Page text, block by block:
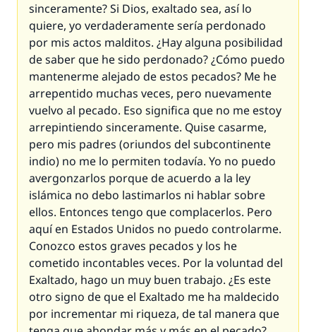
sinceramente? Si Dios, exaltado sea, así lo
quiere, yo verdaderamente sería perdonado
por mis actos malditos. ¿Hay alguna posibilidad
de saber que he sido perdonado? ¿Cómo puedo
mantenerme alejado de estos pecados? Me he
arrepentido muchas veces, pero nuevamente
vuelvo al pecado. Eso significa que no me estoy
arrepintiendo sinceramente. Quise casarme,
pero mis padres (oriundos del subcontinente
indio) no me lo permiten todavía. Yo no puedo
avergonzarlos porque de acuerdo a la ley
islámica no debo lastimarlos ni hablar sobre
ellos. Entonces tengo que complacerlos. Pero
aquí en Estados Unidos no puedo controlarme.
Conozco estos graves pecados y los he
cometido incontables veces. Por la voluntad del
Exaltado, hago un muy buen trabajo. ¿Es este
otro signo de que el Exaltado me ha maldecido
por incrementar mi riqueza, de tal manera que